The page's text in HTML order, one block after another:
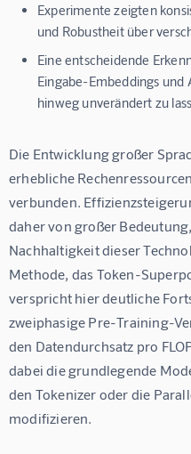
Experimente zeigten
und Robustheit über
Eine entscheidende
Eingabe-Embeddings und
hinweg unverändert zu
Die Entwicklung großer
erhebliche
verbunden.
daher von großer
Nachhaltigkeit dieser
Methode, das Token-
verspricht hier deutliche
zweiphasige Pre-Training-
den Datendurchsatz pro
dabei die grundlegende
den Tokenizer oder die
modifizieren.